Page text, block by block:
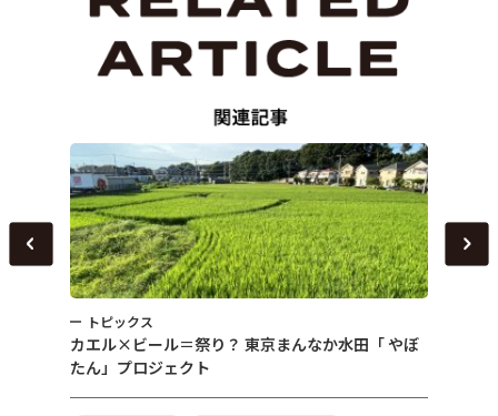
トピックス
カエル×ビール＝祭り？ 東京まんなか水田「 やぼ
たん」プロジェクト